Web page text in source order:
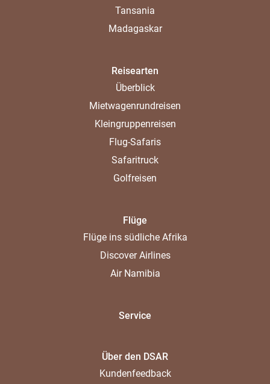
Tansania
Madagaskar
Reisearten
Überblick
Mietwagenrundreisen
Kleingruppenreisen
Flug-Safaris
Safaritruck
Golfreisen
Flüge
Flüge ins südliche Afrika
Discover Airlines
Air Namibia
Service
Über den DSAR
Kundenfeedback